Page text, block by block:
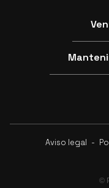
Aviso legal -
©